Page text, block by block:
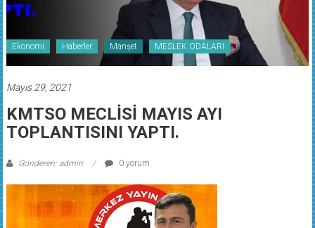
Ekonomi Haberler Manşet MESLEK ODALARI
Mayıs 29, 2021
KMTSO MECLİSİ MAYIS AYI
TOPLANTISINI YAPTI.
0 yorum